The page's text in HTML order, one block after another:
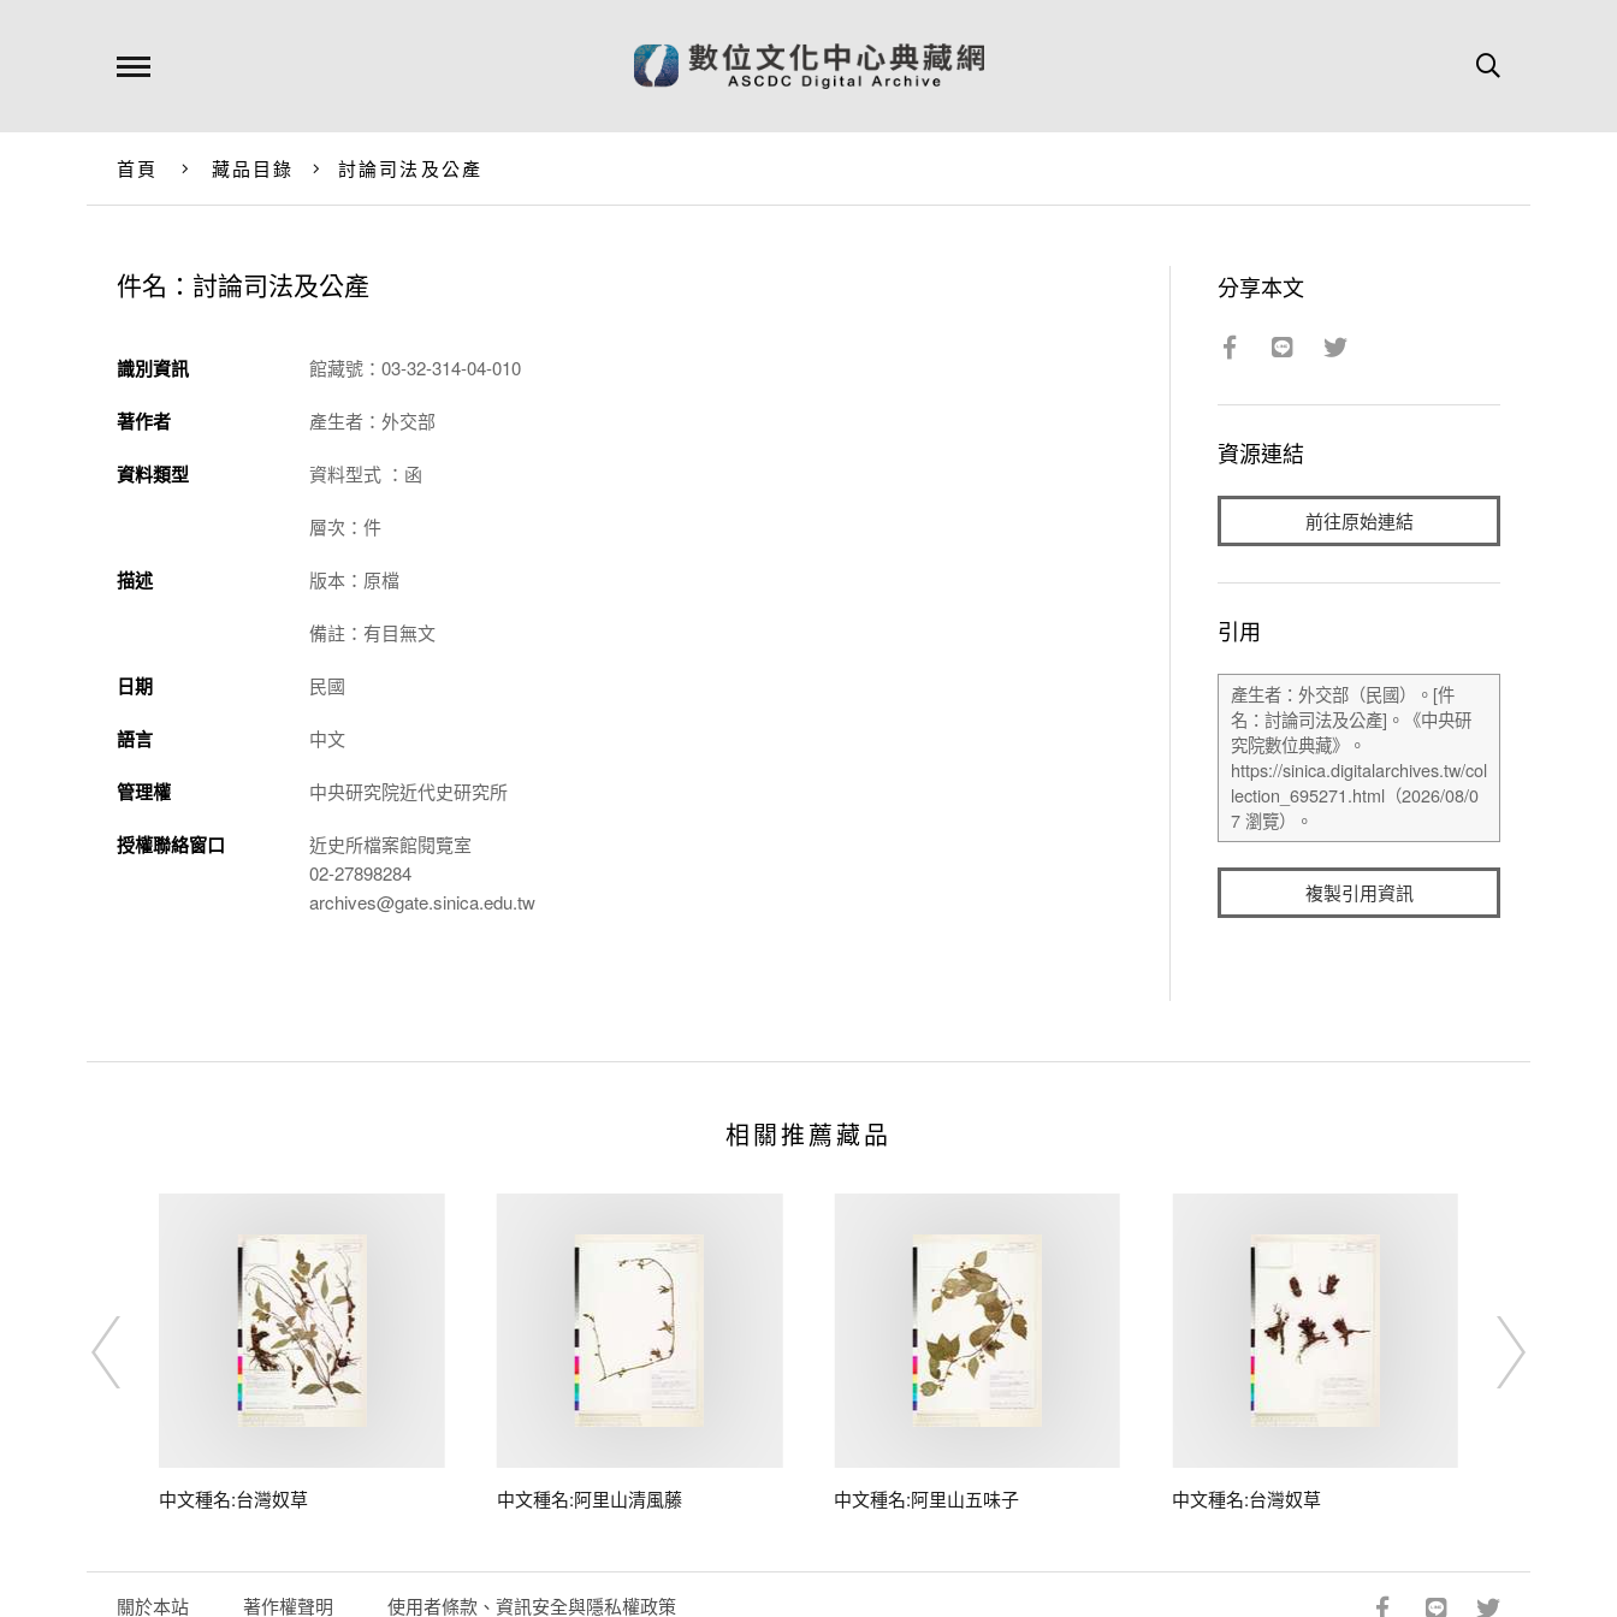
首頁 藏品目錄 討論司法及公產
件名：討論司法及公產
識別資訊 館藏號：03-32-314-04-010
著作者 產生者：外交部
資料類型 資料型式 ：函
層次：件
描述 版本：原檔
備註：有目無文
日期 民國
語言 中文
管理權 中央研究院近代史研究所
授權聯絡窗口
近史所檔案館閱覽室
02-27898284
archives@gate.sinica.edu.tw
分享本文
資源連結
前往原始連結
引用
複製引用資訊
相關推薦藏品
中文種名:台灣奴草 中文種名:阿里山清風藤 中文種名:阿里山五味子 中文種名:台灣奴草
關於本站 著作權聲明 使用者條款、資訊安全與隱私權政策